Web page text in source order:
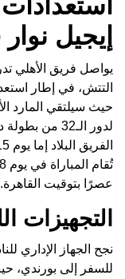
إيجيل
يواصل فريق الأهلي
التتش، في إطار
حيث سيلتقي المارد
لدور الـ32
عصرًا بتوقيت القاهرة.
التجهيزات
نجح الجهاز الإداري
للسفر إلى بورندي،